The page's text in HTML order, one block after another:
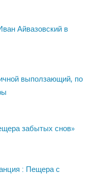
Айвазовский в
выползающий, по
забытых снов»
: Пещера с